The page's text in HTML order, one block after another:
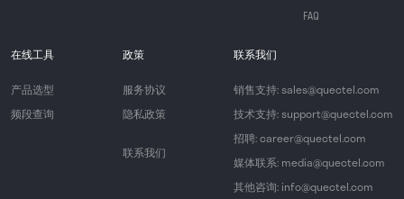
FAQ
在线工具
产品选型
频段查询
政策
服务协议
隐私政策
联系我们
联系我们
销售支持: sales@quectel.com
技术支持: support@quectel.com
招聘: career@quectel.com
媒体联系: media@quectel.com
其他咨询: info@quectel.com